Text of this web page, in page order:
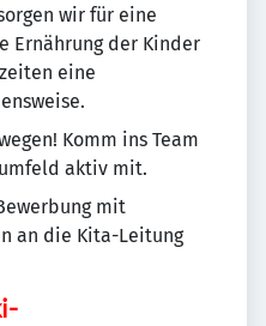
wir für eine
Ernährung der Kinder
eine
Komm ins Team
aktiv mit.
mit
an die Kita-Leitung